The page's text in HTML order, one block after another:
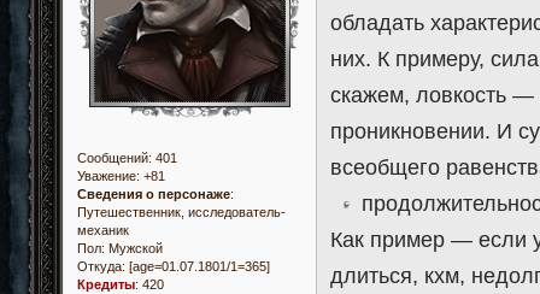
Сообщений: 401
Уважение: +81
Сведения о персонаже:
Путешественник, исследователь-
механик
Пол: Мужской
Откуда: [age=01.07.1801/1=365]
Кредиты: 420
обладать
них. К примеру,
скажем, ловкость —
проникновении. И
всеобщего
Как пример — если
длиться, кхм,